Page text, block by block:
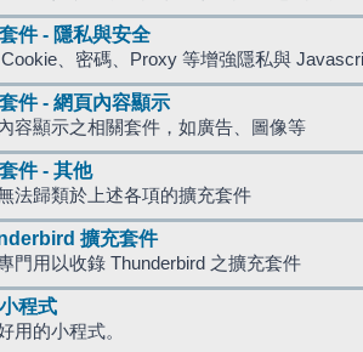
件 - 隱私與安全
、密碼、Proxy 等增強隱私與
件 - 網頁內容顯示
容顯示之相關套件，如廣告、圖像等
件 - 其他
法歸類於上述各項的擴充套件
擴充套件
門用以收錄 Thunderbird 之擴充套件
程式
用的小程式。